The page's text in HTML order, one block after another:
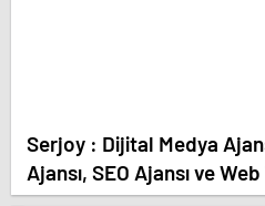
Serjoy : Dijital Medya Ajansı, Google Reklam
Ajansı, SEO Ajansı ve